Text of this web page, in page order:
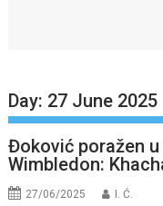
Day: 27 June 2025
Đoković poražen
Wimbledon:
27/06/2025 I. Ć.